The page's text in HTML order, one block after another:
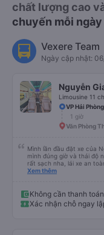
chất lượng cao
chuyến mỗi ngày
Vexere Team
Ngày cập nhật:
Nguyễn
Limousine 11
VP Hải Phòng
1 giờ
Văn Phòng
Mình lần đầu đặt xe của
mình đúng giờ và thái độ niềm nở. Xe limosine to, rộng, có
rất sạch nha, lái xe an
xe trung chuyển ( vf6) sạch sẽ,
Xem thêm
Không cần thanh
Xác nhận chỗ ngay